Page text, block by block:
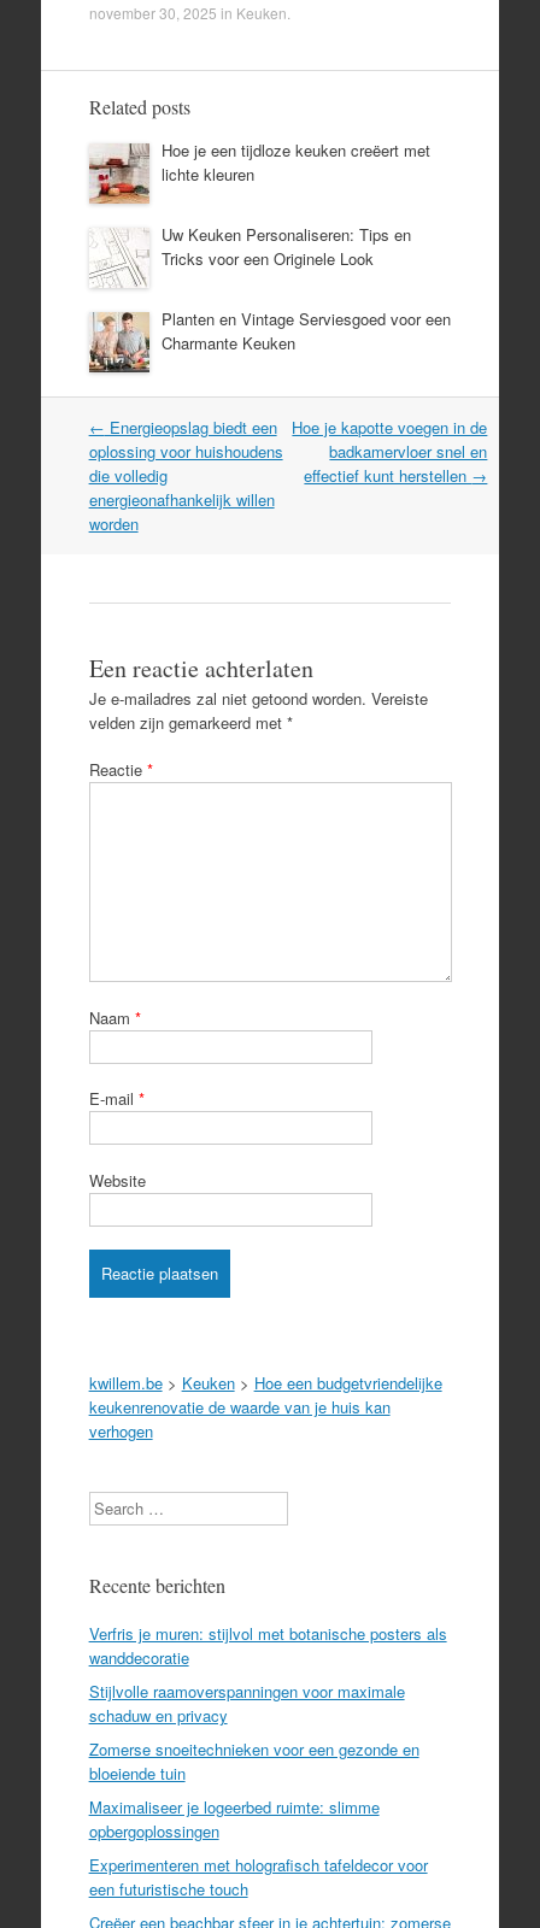
november 30, 2025 in Keuken
Related posts
Hoe je een tijdloze keuken creëert met
lichte kleuren
Uw Keuken Personaliseren: Tips en
Tricks voor een Originele Look
Planten en Vintage Serviesgoed voor een
Charmante Keuken
Post
navigation
← Energieopslag biedt een
oplossing voor huishoudens
die volledig
energieonafhankelijk willen
worden
Hoe je kapotte voegen in de
badkamervloer snel en
effectief kunt herstellen →
Een reactie achterlaten
Je e-mailadres zal niet getoond worden. Vereiste
velden zijn gemarkeerd met *
Reactie *
Naam *
E-mail *
Website
kwillem.be> Keuken> Hoe een budgetvriendelijke
keukenrenovatie de waarde van je huis kan
verhogen
Search
Recente berichten
Verfris je muren: stijlvol met botanische posters als
wanddecoratie
Stijlvolle raamoverspanningen voor maximale
schaduw en privacy
Zomerse snoeitechnieken voor een gezonde en
bloeiende tuin
Maximaliseer je logeerbed ruimte: slimme
opbergoplossingen
Experimenteren met holografisch tafeldecor voor
een futuristische touch
Creëer een beachbar sfeer in je achtertuin: zomerse